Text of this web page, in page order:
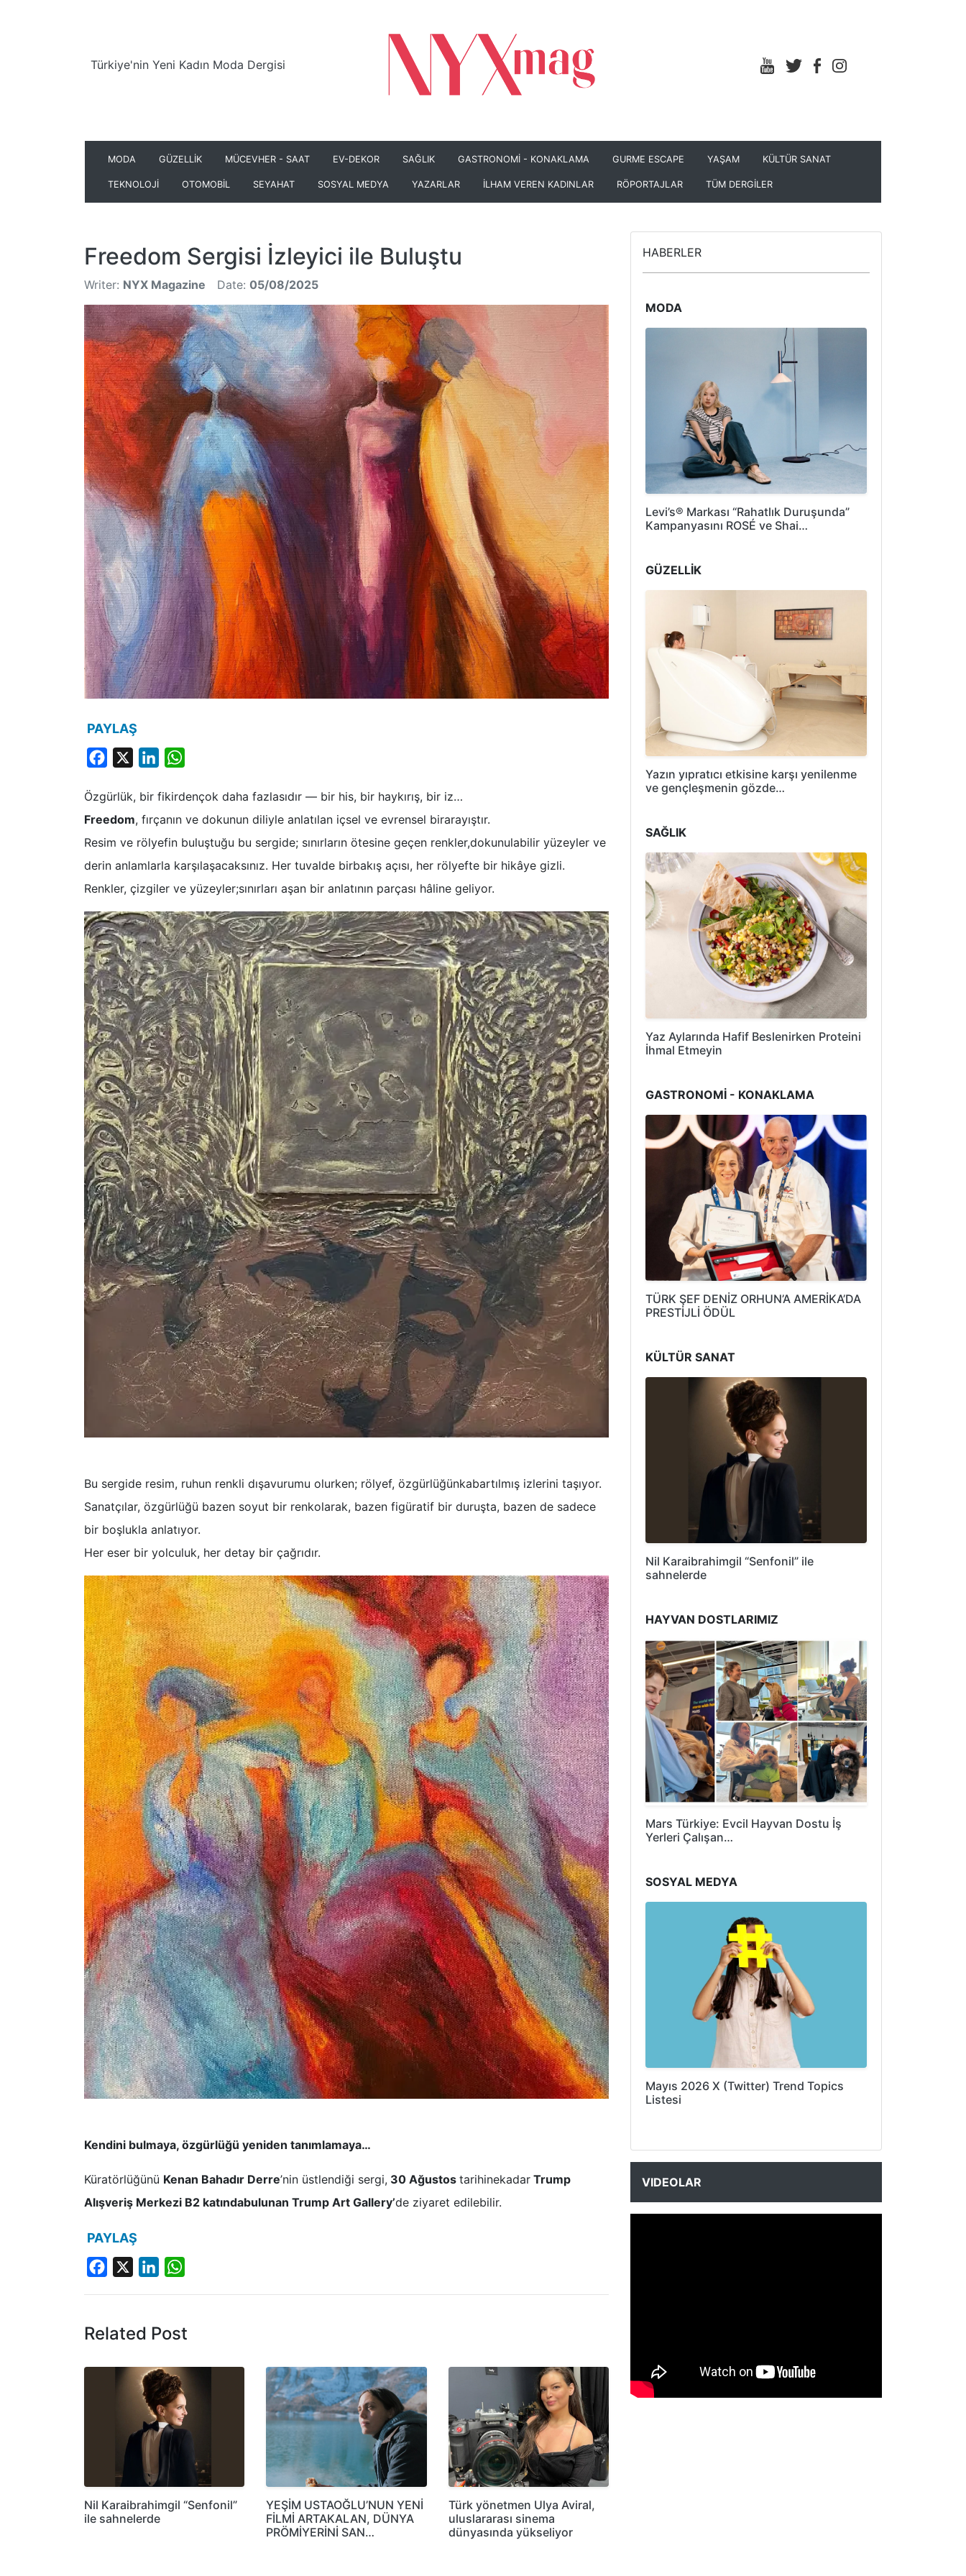
Türkiye'nin Yeni Kadın Moda Dergisi
MODA GÜZELLİK MÜCEVHER - SAAT EV-DEKOR SAĞLIK GASTRONOMİ - KONAKLAMA GURME ESCAPE YAŞAM KÜLTÜR SANAT
TEKNOLOJİ OTOMOBİL SEYAHAT SOSYAL MEDYA YAZARLAR İLHAM VEREN KADINLAR RÖPORTAJLAR TÜM DERGİLER
Freedom Sergisi İzleyici ile Buluştu
Writer: NYX Magazine Date: 05/08/2025
PAYLAŞ
Facebook LinkedIn
Özgürlük, bir fikirdençok daha fazlasıdır — bir his, bir haykırış, bir iz…
Freedom, fırçanın ve dokunun diliyle anlatılan içsel ve evrensel birarayıştır.
Resim ve rölyefin buluştuğu bu sergide; sınırların ötesine geçen renkler,dokunulabilir yüzeyler ve
derin anlamlarla karşılaşacaksınız. Her tuvalde birbakış açısı, her rölyefte bir hikâye gizli.
Renkler, çizgiler ve yüzeyler;sınırları aşan bir anlatının parçası hâline geliyor.
Bu sergide resim, ruhun renkli dışavurumu olurken; rölyef, özgürlüğünkabartılmış izlerini taşıyor.
Sanatçılar, özgürlüğü bazen soyut bir renkolarak, bazen figüratif bir duruşta, bazen de sadece
bir boşlukla anlatıyor.
Her eser bir yolculuk, her detay bir çağrıdır.
Kendini bulmaya, özgürlüğü yeniden tanımlamaya…
Küratörlüğünü Kenan Bahadır Derre’nin üstlendiği sergi, 30 Ağustos tarihinekadar Trump
Alışveriş Merkezi B2 katındabulunan Trump Art Gallery’de ziyaret edilebilir.
PAYLAŞ
Facebook LinkedIn
Related Post
Nil Karaibrahimgil “Senfonil”
ile sahnelerde
YEŞİM USTAOĞLU’NUN YENİ
FİLMİ ARTAKALAN, DÜNYA
PRÖMİYERİNİ SAN…
Türk yönetmen Ulya Aviral,
uluslararası sinema
dünyasında yükseliyor
HABERLER
MODA
Levi’s® Markası “Rahatlık Duruşunda”
Kampanyasını ROSÉ ve Shai…
GÜZELLİK
Yazın yıpratıcı etkisine karşı yenilenme
ve gençleşmenin gözde…
SAĞLIK
Yaz Aylarında Hafif Beslenirken Proteini
İhmal Etmeyin
GASTRONOMİ - KONAKLAMA
TÜRK ŞEF DENİZ ORHUN’A AMERİKA’DA
PRESTİJLİ ÖDÜL
KÜLTÜR SANAT
Nil Karaibrahimgil “Senfonil” ile
sahnelerde
HAYVAN DOSTLARIMIZ
Mars Türkiye: Evcil Hayvan Dostu İş
Yerleri Çalışan…
SOSYAL MEDYA
Mayıs 2026 X (Twitter) Trend Topics
Listesi
VIDEOLAR
NYXmag 2. Yaş Kutlama Etkinliği